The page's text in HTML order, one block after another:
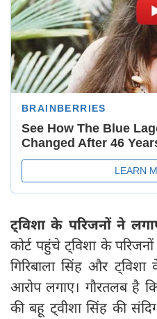
ट्विशा के परिजनों ने
कोर्ट पहुंचे ट्विशा के
गिरिबाला सिंह और
आरोप लगाए। गौरतलब है कि
की बहू ट्वीशा सिंह की